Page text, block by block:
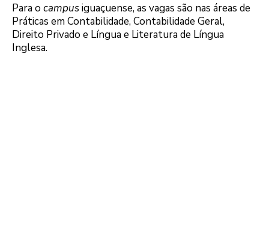
Para o campusiguaçuense, as vagas são nas áreas de
Práticas em Contabilidade, Contabilidade Geral,
Direito Privado e Língua e Literatura de Língua
Inglesa.